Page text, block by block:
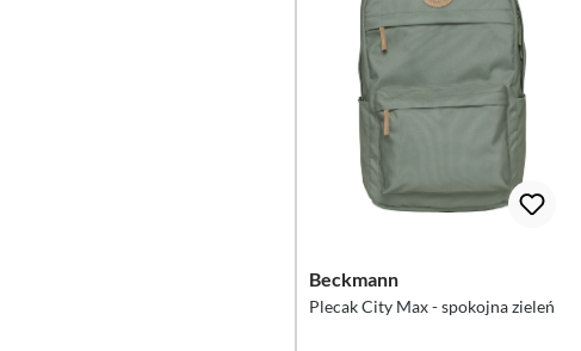
Beckmann
Plecak City Max - spokojna zieleń